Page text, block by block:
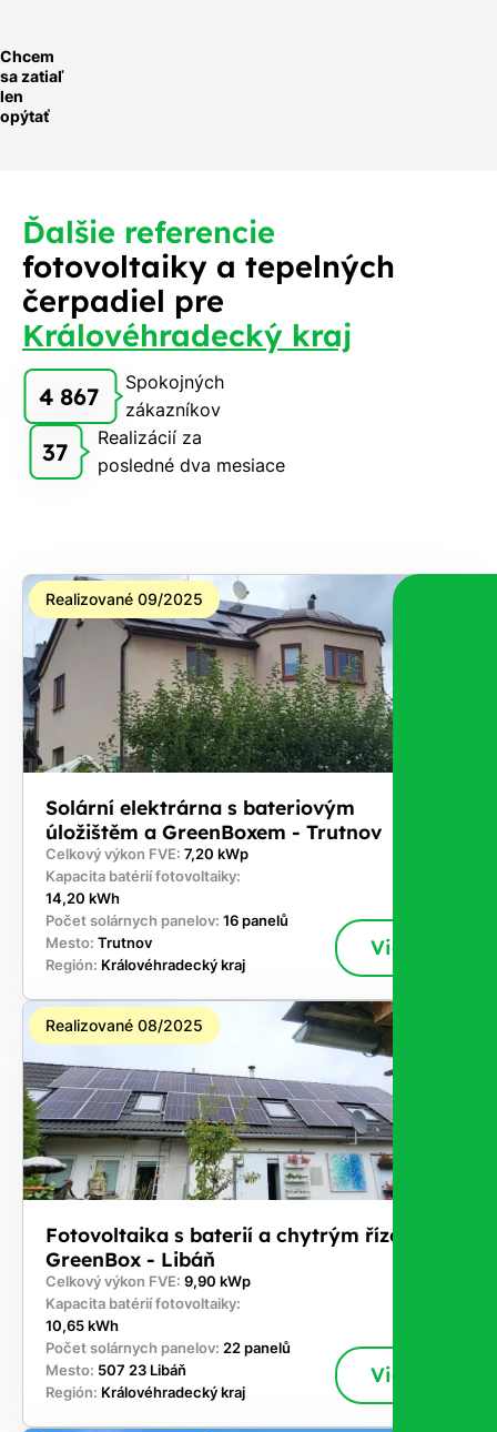
Chcem
sa zatiaľ
len
opýtať
Ďalšie referencie
fotovoltaiky a tepelných
čerpadiel pre
Královéhradecký kraj
4 867
Spokojných
zákazníkov
37
Realizácií za
posledné dva mesiace
Realizované 09/2025
Solární elektrárna s bateriovým
úložištěm a GreenBoxem - Trutnov
Celkový výkon FVE: 7,20 kWp
Kapacita batérií fotovoltaiky:
14,20 kWh
Počet solárnych panelov: 16 panelů
Mesto: Trutnov
Región: Královéhradecký kraj
Viac
Realizované 08/2025
Fotovoltaika s baterií a chytrým řízením
GreenBox - Libáň
Celkový výkon FVE: 9,90 kWp
Kapacita batérií fotovoltaiky:
10,65 kWh
Počet solárnych panelov: 22 panelů
Mesto: 507 23 Libáň
Región: Královéhradecký kraj
Viac